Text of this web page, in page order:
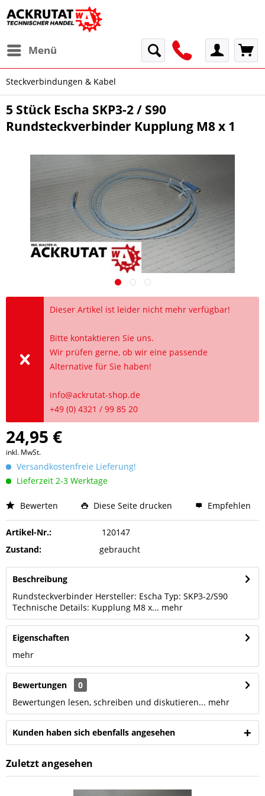
Menü
Steckverbindungen & Kabel
5 Stück Escha SKP3-2 / S90
Rundsteckverbinder Kupplung M8 x 1
Dieser Artikel ist leider nicht mehr verfügbar!
Bitte kontaktieren Sie uns.
Wir prüfen gerne, ob wir eine passende
Alternative für Sie haben!
info@ackrutat-shop.de
+49 (0) 4321 / 99 85 20
24,95 €
inkl. MwSt.
Versandkostenfreie Lieferung!
Lieferzeit 2-3 Werktage
Bewerten Diese Seite drucken Empfehlen
Artikel-Nr.:
120147
Zustand:
gebraucht
Beschreibung
Rundsteckverbinder Hersteller: Escha Typ: SKP3-2/S90
Technische Details: Kupplung M8 x... mehr
Eigenschaften
mehr
Bewertungen
0
Bewertungen lesen, schreiben und diskutieren... mehr
Kunden haben sich ebenfalls angesehen
Zuletzt angesehen